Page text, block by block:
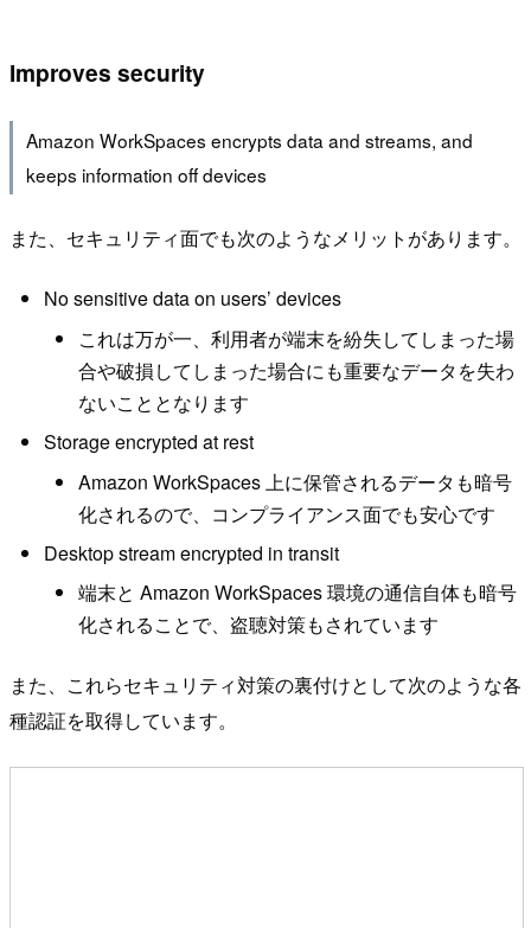
Improves security
Amazon WorkSpaces encrypts data and streams, and
keeps information off devices
また、セキュリティ面でも次のようなメリットがあります。
No sensitive data on users’ devices
これは万が一、利用者が端末を紛失してしまった場
合や破損してしまった場合にも重要なデータを失わ
ないこととなります
Storage encrypted at rest
Amazon WorkSpaces 上に保管されるデータも暗号
化されるので、コンプライアンス面でも安心です
Desktop stream encrypted in transit
端末と Amazon WorkSpaces 環境の通信自体も暗号
化されることで、盗聴対策もされています
また、これらセキュリティ対策の裏付けとして次のような各
種認証を取得しています。